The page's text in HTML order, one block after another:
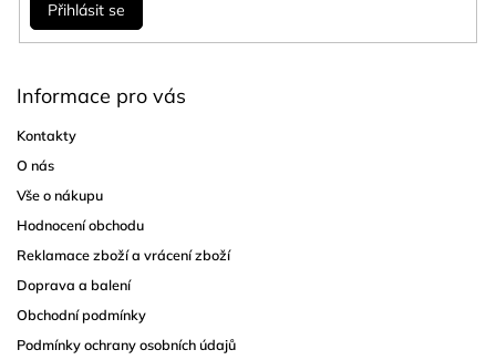
Přihlásit se
Informace pro vás
Kontakty
O nás
Vše o nákupu
Hodnocení obchodu
Reklamace zboží a vrácení zboží
Doprava a balení
Obchodní podmínky
Podmínky ochrany osobních údajů